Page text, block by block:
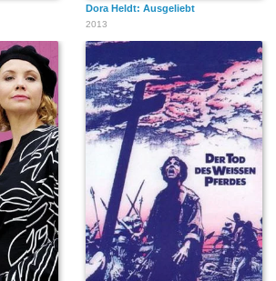
Dora Heldt: Ausgeliebt
2013